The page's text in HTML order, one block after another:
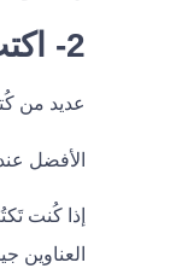
2- اكتب بأسلوب يُفضله قارئك
عديد من
الأفضل
إذا كُنت
العناوين